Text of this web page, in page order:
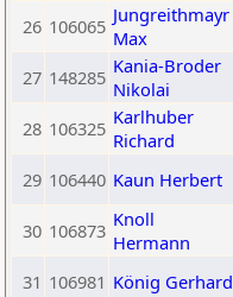
26 106065 Jungreithmayr
Max
27 148285 Kania-Broder
Nikolai
28 106325 Karlhuber
Richard
29 106440 Kaun Herbert
30 106873 Knoll
Hermann
31 106981 König Gerhard